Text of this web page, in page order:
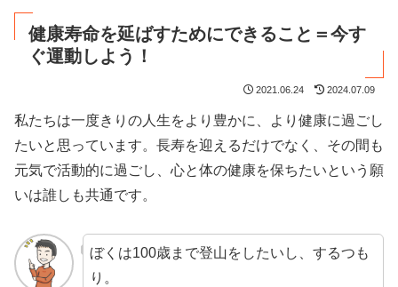
健康寿命を延ばすためにできること＝今す
ぐ運動しよう！
2021.06.24 2024.07.09
私たちは一度きりの人生をより豊かに、より健康に過ごし
たいと思っています。長寿を迎えるだけでなく、その間も
元気で活動的に過ごし、心と体の健康を保ちたいという願
いは誰しも共通です。
ぼくは100歳まで登山をしたいし、するつも
り。